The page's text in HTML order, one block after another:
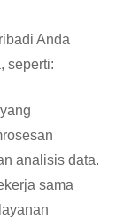
Anda
seperti:
analisis data.
sama